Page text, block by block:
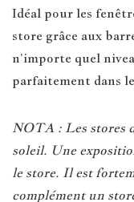
Idéal pour les
store grâce aux
n’importe quel
parfaitement dans
NOTA : Les stores
soleil. Une
le store. Il est
complément un